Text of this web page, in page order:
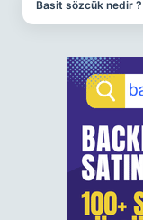
Basit sözcük nedir ?